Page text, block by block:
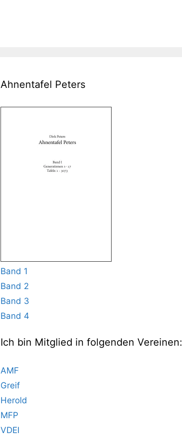
Ahnentafel Peters
Band 1
Band 2
Band 3
Band 4
Ich bin Mitglied in folgenden Vereinen:
AMF
Greif
Herold
MFP
VDEI